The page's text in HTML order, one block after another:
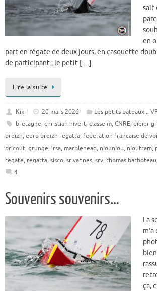
sait
en
part en régate de deux jours, en casquette
de participant ; le petit […]
Lire la suite
Kiki 20 mars 2026
Les petits bateaux...
bretagne, christian hivert, classe m, CNRE, didier
breizh, euro breizh regatta, federation francaise de
bricout, grunge, irsa, marblehead, niouniou, nioutram,
regate, regatta, sisco, sr vannes, srv, thomas barboteau
4
Souvenirs souvenirs…
La
ça,